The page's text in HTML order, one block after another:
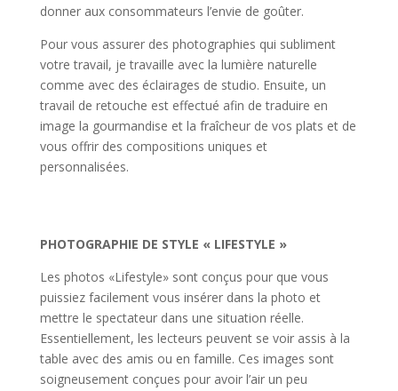
donner aux consommateurs l’envie de goûter.
Pour vous assurer des photographies qui subliment
votre travail, je travaille avec la lumière naturelle
comme avec des éclairages de studio. Ensuite, un
travail de retouche est effectué afin de traduire en
image la gourmandise et la fraîcheur de vos plats et de
vous offrir des compositions uniques et
personnalisées.
PHOTOGRAPHIE DE STYLE « LIFESTYLE »
Les photos «Lifestyle» sont conçus pour que vous
puissiez facilement vous insérer dans la photo et
mettre le spectateur dans une situation réelle.
Essentiellement, les lecteurs peuvent se voir assis à la
table avec des amis ou en famille. Ces images sont
soigneusement conçues pour avoir l’air un peu